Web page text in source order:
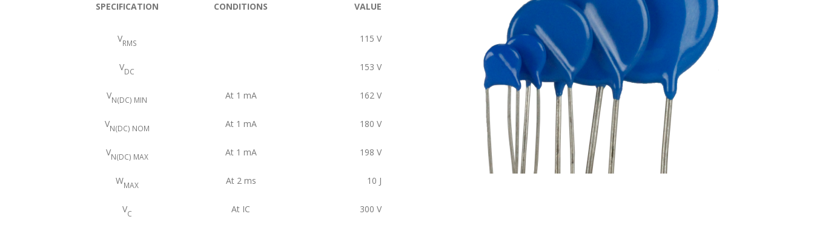
SPECIFICATION CONDITIONS VALUE
VRMS 115 V
VDC 153 V
VN(DC) MIN At 1 mA 162 V
VN(DC) NOM At 1 mA 180 V
VN(DC) MAX At 1 mA 198 V
WMAX At 2 ms 10 J
VC At IC 300 V